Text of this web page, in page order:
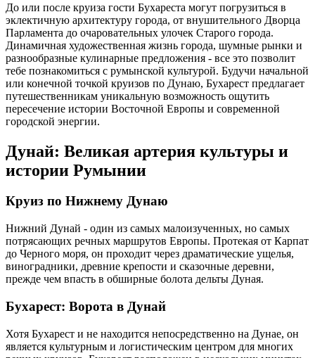
До или после круиза гости Бухареста могут погрузиться в
эклектичную архитектуру города, от внушительного Дворца
Парламента до очаровательных улочек Старого города.
Динамичная художественная жизнь города, шумные рынки и
разнообразные кулинарные предложения - все это позволит
тебе познакомиться с румынской культурой. Будучи начальной
или конечной точкой круизов по Дунаю, Бухарест предлагает
путешественникам уникальную возможность ощутить
пересечение истории Восточной Европы и современной
городской энергии.
Дунай: Великая артерия культуры и
истории Румынии
Круиз по Нижнему Дунаю
Нижний Дунай - один из самых малоизученных, но самых
потрясающих речных маршрутов Европы. Протекая от Карпат
до Черного моря, он проходит через драматические ущелья,
виноградники, древние крепости и сказочные деревни,
прежде чем впасть в обширные болота дельты Дуная.
Бухарест: Ворота в Дунай
Хотя Бухарест и не находится непосредственно на Дунае, он
является культурным и логистическим центром для многих